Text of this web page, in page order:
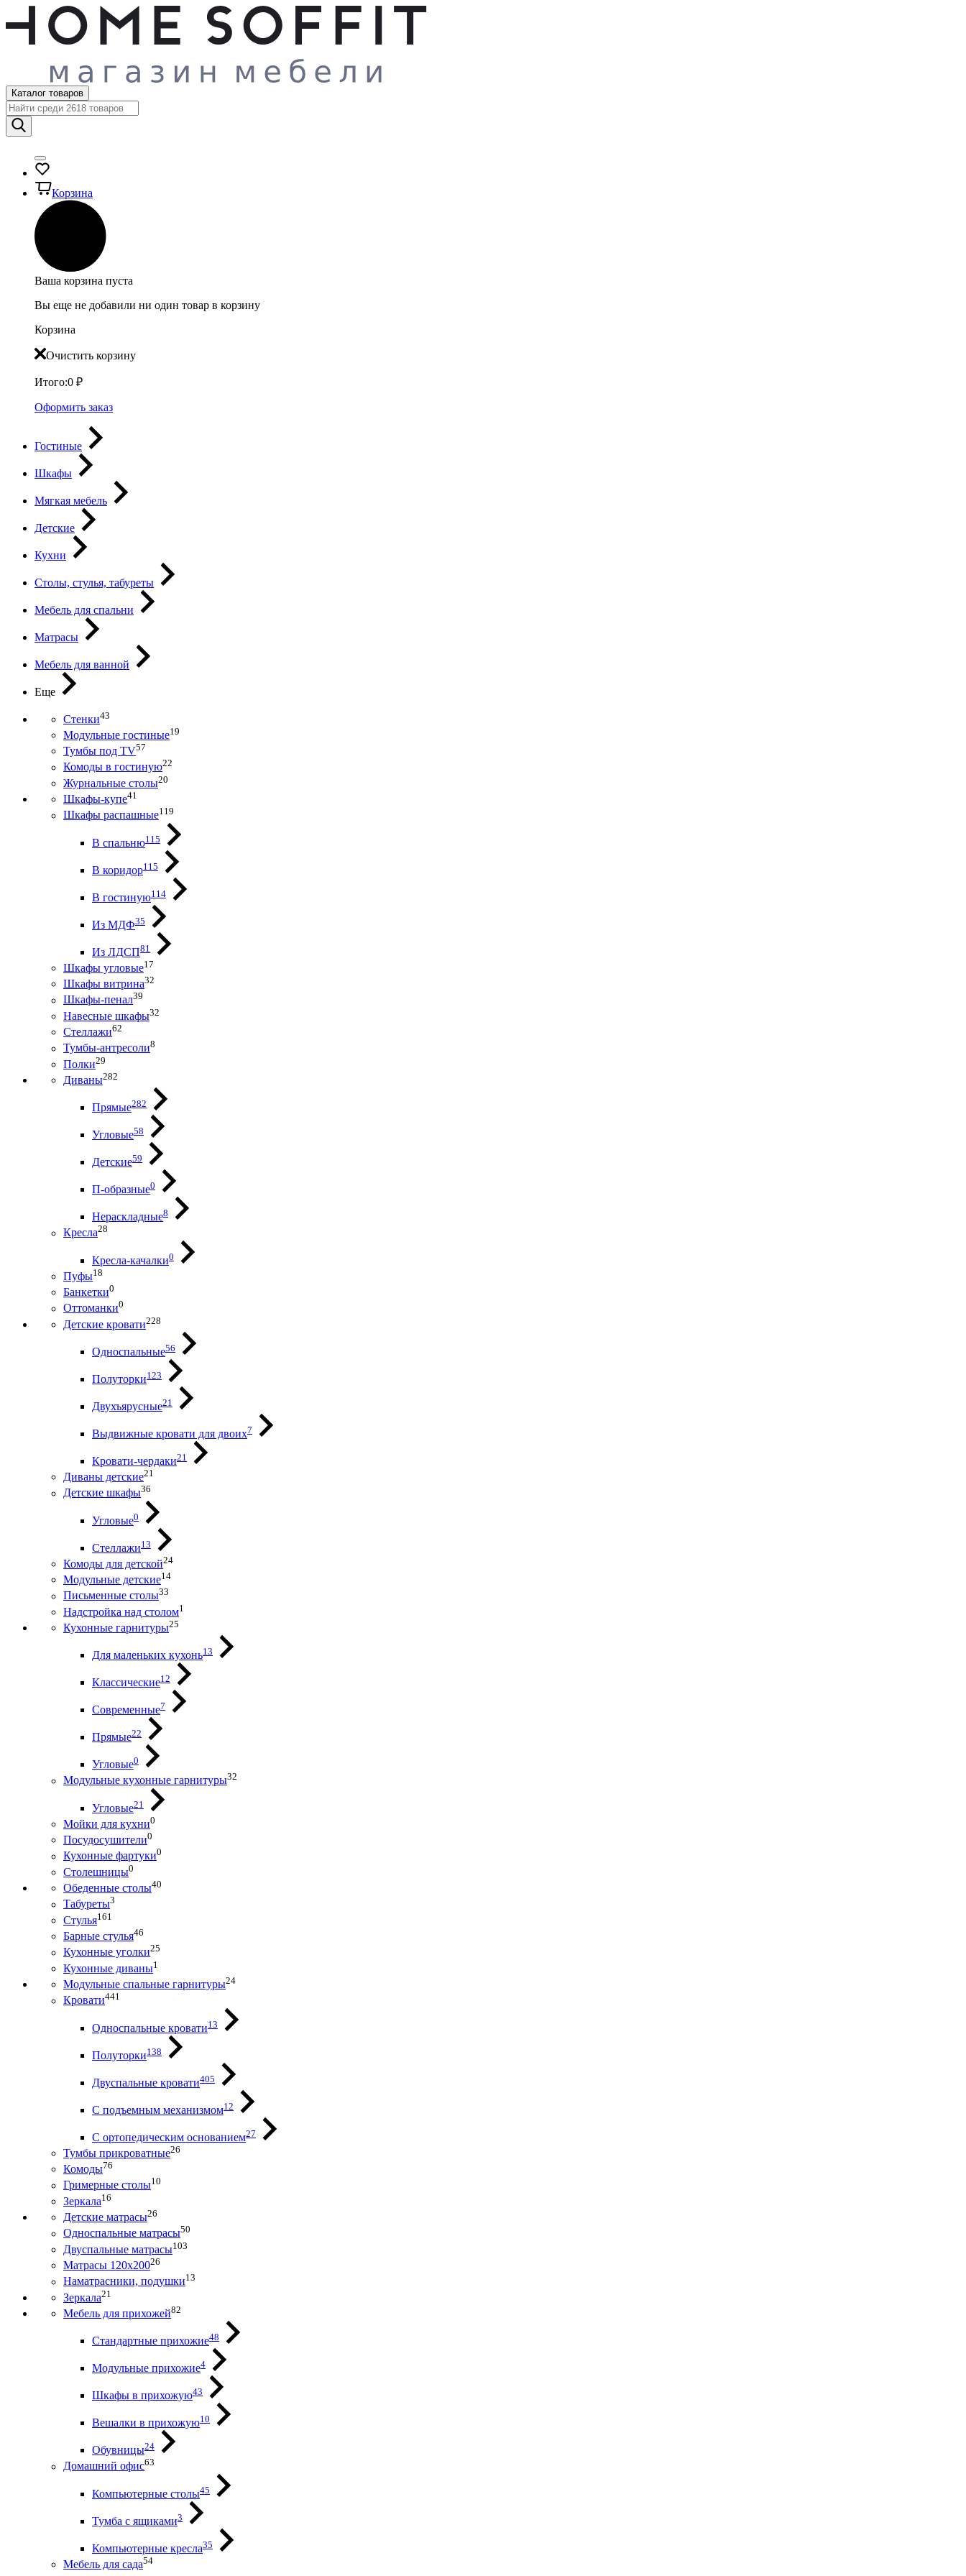
Каталог товаров
Корзина
Ваша корзина пуста
Вы еще не добавили ни один товар в корзину
Корзина
Очистить корзину
Итого:0 ₽
Оформить заказ
Гостиные
Шкафы
Мягкая мебель
Детские
Кухни
Столы, стулья, табуреты
Мебель для спальни
Матрасы
Мебель для ванной
Еще
Стенки43
Модульные гостиные19
Тумбы под ТV57
Комоды в гостиную22
Журнальные столы20
Шкафы-купе41
Шкафы распашные119
В спальню115
В коридор115
В гостиную114
Из МДФ35
Из ЛДСП81
Шкафы угловые17
Шкафы витрина32
Шкафы-пенал39
Навесные шкафы32
Стеллажи62
Тумбы-антресоли8
Полки29
Диваны282
Прямые282
Угловые58
Детские59
П-образные0
Нераскладные8
Кресла28
Кресла-качалки0
Пуфы18
Банкетки0
Оттоманки0
Детские кровати228
Односпальные56
Полуторки123
Двухъярусные21
Выдвижные кровати для двоих7
Кровати-чердаки21
Диваны детские21
Детские шкафы36
Угловые0
Стеллажи13
Комоды для детской24
Модульные детские14
Письменные столы33
Надстройка над столом1
Кухонные гарнитуры25
Для маленьких кухонь13
Классические12
Современные7
Прямые22
Угловые0
Модульные кухонные гарнитуры32
Угловые21
Мойки для кухни0
Посудосушители0
Кухонные фартуки0
Столешницы0
Обеденные столы40
Табуреты3
Стулья161
Барные стулья46
Кухонные уголки25
Кухонные диваны1
Модульные спальные гарнитуры24
Кровати441
Односпальные кровати13
Полуторки138
Двуспальные кровати405
С подъемным механизмом12
С ортопедическим основанием27
Тумбы прикроватные26
Комоды76
Гримерные столы10
Зеркала16
Детские матрасы26
Односпальные матрасы50
Двуспальные матрасы103
Матрасы 120х20026
Наматрасники, подушки13
Зеркала21
Мебель для прихожей82
Стандартные прихожие48
Модульные прихожие4
Шкафы в прихожую43
Вешалки в прихожую10
Обувницы24
Домашний офис63
Компьютерные столы45
Тумба с ящиками3
Компьютерные кресла35
Мебель для сада54